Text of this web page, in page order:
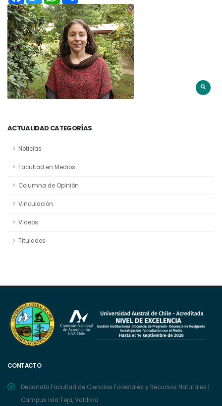
ACTUALIDAD CATEGORÍAS
Noticias
Facultad en Medios
Columna de Opinión
Vinculación
Videos
Titulados
CONTACTO
Decanato Facultad de Ciencias Forestales y Recursos Naturales |
Campus Isla Teja, Valdivia